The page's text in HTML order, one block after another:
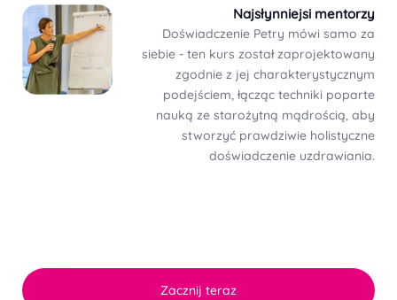
Najsłynniejsi mentorzy
Doświadczenie Petry mówi samo za
siebie - ten kurs został zaprojektowany
zgodnie z jej charakterystycznym
podejściem, łącząc techniki poparte
nauką ze starożytną mądrością, aby
stworzyć prawdziwie holistyczne
doświadczenie uzdrawiania.
Zacznij teraz